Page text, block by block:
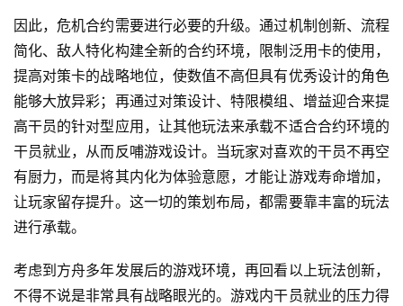
月
3
0
日
游
茶
对
会
因此，危机合约需要进行必要的升级。通过机制创新、流程
简化、敌人特化构建全新的合约环境，限制泛用卡的使用，
提高对策卡的战略地位，使数值不高但具有优秀设计的角色
能够大放异彩；再通过对策设计、特限模组、增益迎合来提
高干员的针对型应用，让其他玩法来承载不适合合约环境的
干员就业，从而反哺游戏设计。当玩家对喜欢的干员不再空
有厨力，而是将其内化为体验意愿，才能让游戏寿命增加，
让玩家留存提升。这一切的策划布局，都需要靠丰富的玩法
进行承载。
考虑到方舟多年发展后的游戏环境，再回看以上玩法创新，
不得不说是非常具有战略眼光的。游戏内干员就业的压力得